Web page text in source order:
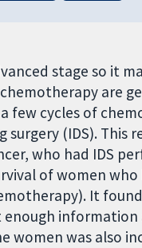
stage so it
are
few cycles of
(IDS). This
who had IDS
of women
It
was also